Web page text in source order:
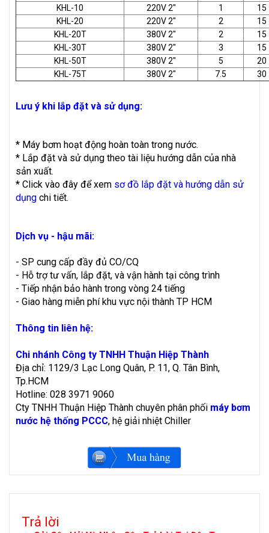
KHL-10
220V 2" 1
15
KHL-20
220V 2" 2
15
KHL-20T
380V 2" 2
15
KHL-30T
380V 2" 3
15
KHL-50T
380V 2" 5
20
KHL-75T
380V 2" 7.5 30
Lưu ý khi lắp đặt và sử dụng:
* Máy bơm hoạt động hoàn toàn trong nước.
* Lắp đặt và sử dụng theo tài liệu hướng dẫn của nhà
sản xuất.
* Click vào đây để xem sơ đồ lắp đặt và hướng dẫn sử
dụng chi tiết.
Dịch vụ - hậu mãi:
- SP cung cấp đầy đủ CO/CQ
- Hỗ trợ tư vấn, lắp đặt, và vận hành tại công trình
- Tiếp nhận bảo hành trong vòng 24 tiếng
- Giao hàng miễn phí khu vực nội thành TP HCM
Thông tin liên hệ:
Chi nhánh Công ty TNHH Thuận Hiệp Thành
Địa chỉ: 1129/3 Lạc Long Quân, P. 11, Q. Tân Bình,
Tp.HCM
Hotline: 028 3971 9060
Cty TNHH Thuận Hiệp Thành chuyên phân phối máy bơm
nước hệ thống PCCC, hệ giải nhiệt Chiller
Trả lời